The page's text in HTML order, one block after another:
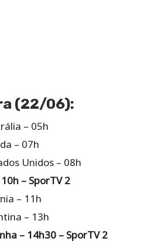
(22/06):
– 05h
– 07h
Unidos – 08h
– SporTV 2
– 11h
– 13h
– 14h30 – SporTV 2